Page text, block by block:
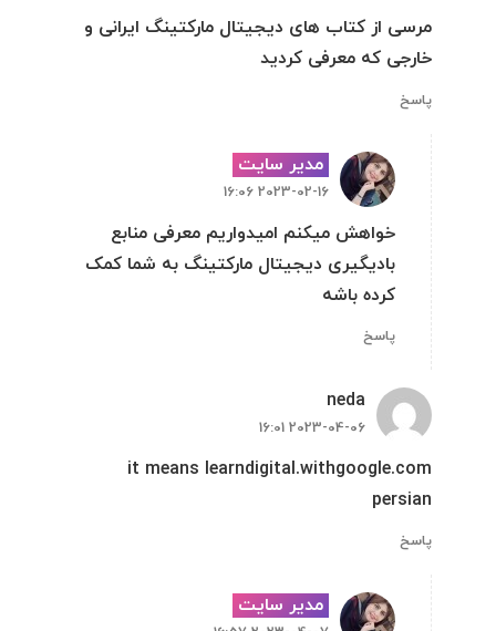
مرسی از کتاب های دیجیتال مارکتینگ ایرانی و
خارجی که معرفی کردید
پاسخ
مدیر سایت
2023-02-16 16:06
خواهش میکنم امیدواریم معرفی منابع
بادیگیری دیجیتال مارکتینگ به شما کمک
کرده باشه
پاسخ
neda
2023-04-06 16:01
it means learndigital.withgoogle.com
persian
پاسخ
مدیر سایت